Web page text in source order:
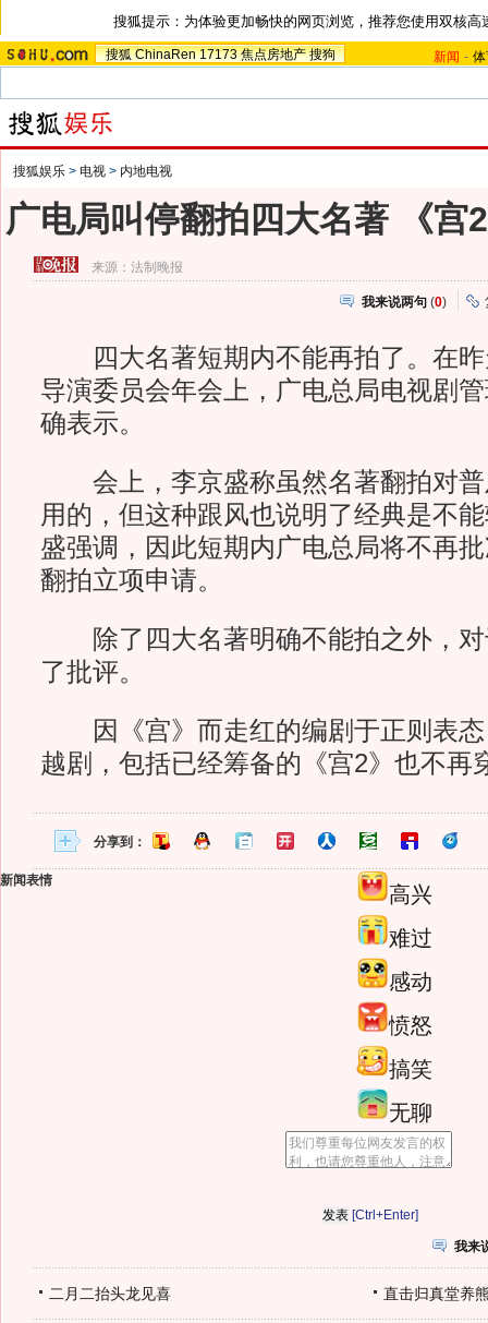
搜狐提示：为体验更加畅快的网页浏览，推荐您使用双核高
搜狐 ChinaRen 17173 焦点房地产 搜狗 新闻 -
搜狐娱乐 > 电视 > 内地电视
广电局叫停翻拍四大名著 《宫
来源：法制晚报
我来说两句 (0)
四大名著短期内不能再拍了。在昨
导演委员会年会上，广电总局电视剧
确表示。
会上，李京盛称虽然名著翻拍对普
用的，但这种跟风也说明了经典是不
盛强调，因此短期内广电总局将不再
翻拍立项申请。
除了四大名著明确不能拍之外，对
了批评。
因《宫》而走红的编剧于正则表态
越剧，包括已经筹备的《宫2》也不再
分享到：
新闻表情
高兴
难过
感动
愤怒
搞笑
无聊
[Ctrl+Enter]
我来
二月二抬头龙见喜 直击归真堂养